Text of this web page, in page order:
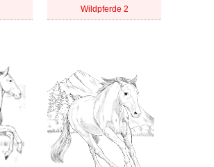
Wildpferde 2